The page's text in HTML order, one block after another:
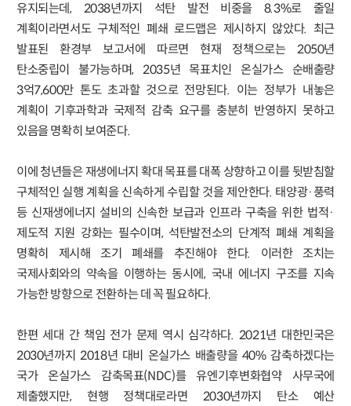
유지되는데, 2038년까지 석탄 발전 비중을 8.3%로 줄일
계획이라면서도 구체적인 폐쇄 로드맵은 제시하지 않았다. 최근
발표된 환경부 보고서에 따르면 현재 정책으로는 2050년
탄소중립이 불가능하며, 2035년 목표치인 온실가스 순배출량
3억7,600만 톤도 초과할 것으로 전망된다. 이는 정부가 내놓은
계획이 기후과학과 국제적 감축 요구를 충분히 반영하지 못하고
있음을 명확히 보여준다.
이에 청년들은 재생에너지 확대 목표를 대폭 상향하고 이를 뒷받침할
구체적인 실행 계획을 신속하게 수립할 것을 제안한다. 태양광·풍력
등 신재생에너지 설비의 신속한 보급과 인프라 구축을 위한 법적·
제도적 지원 강화는 필수이며, 석탄발전소의 단계적 폐쇄 계획을
명확히 제시해 조기 폐쇄를 추진해야 한다. 이러한 조치는
국제사회와의 약속을 이행하는 동시에, 국내 에너지 구조를 지속
가능한 방향으로 전환하는 데 꼭 필요하다.
한편 세대 간 책임 전가 문제 역시 심각하다. 2021년 대한민국은
2030년까지 2018년 대비 온실가스 배출량을 40% 감축하겠다는
국가 온실가스 감축목표(NDC)를 유엔기후변화협약 사무국에
제출했지만, 현행 정책대로라면 2030년까지 탄소 예산